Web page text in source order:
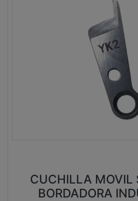
CUCHILLA MOVIL
BORDADORA